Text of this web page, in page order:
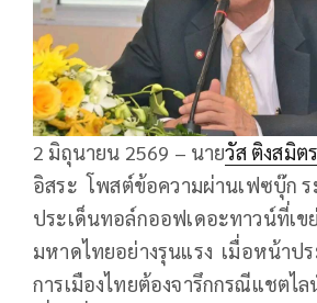
2 มิถุนายน 2569 – นายวัส ติงสมิตร
อิสระ โพสต์ข้อความผ่านเฟซบุ๊ก
ประเด็นทอล์กออฟเดอะทาวน์ที่เข
มหาดไทยอย่างรุนแรง เมื่อหน้าป
การเมืองไทยต้องจารึกกรณีแชตไ